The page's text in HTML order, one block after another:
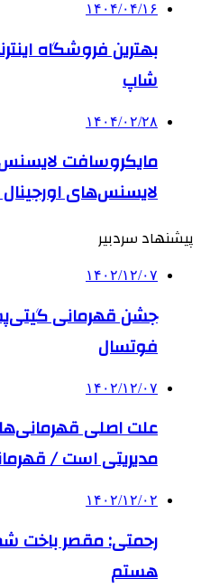
۱۴۰۴/۰۴/۱۶
بهترین فروشگاه
شاپ
۱۴۰۴/۰۲/۲۸
مایکروسافت
لایسنس‌های اورجینال
پیشنهاد سردبیر
۱۴۰۲/۱۲/۰۷
جشن قهرمانی
فوتسال
۱۴۰۲/۱۲/۰۷
علت اصلی
مدیریتی است /
۱۴۰۲/۱۲/۰۲
رحمتی: مقصر باخت
هستم